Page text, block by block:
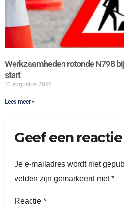
Werkzaamheden rotonde N798
start
10 augustus 2026
Lees meer »
Geef een reactie
Je e-mailadres wordt niet
velden zijn gemarkeerd met*
Reactie *